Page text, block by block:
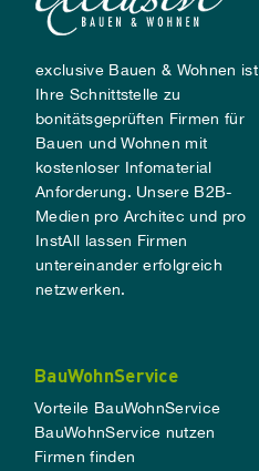
exclusive Bauen & Wohnen ist
Ihre Schnittstelle zu
bonitätsgeprüften Firmen für
Bauen und Wohnen mit
kostenloser Infomaterial
Anforderung. Unsere B2B-
Medien pro Architec und pro
InstAll lassen Firmen
untereinander erfolgreich
netzwerken.
BauWohnService
Vorteile BauWohnService
BauWohnService nutzen
Firmen finden